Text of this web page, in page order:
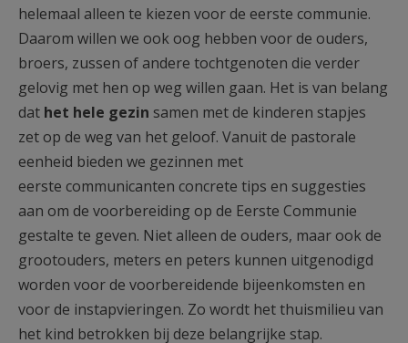
helemaal alleen te kiezen voor de eerste communie.
Daarom willen we ook oog hebben voor de ouders,
broers, zussen of andere tochtgenoten die verder
gelovig met hen op weg willen gaan. Het is van belang
dat het hele gezin samen met de kinderen stapjes
zet op de weg van het geloof. Vanuit de pastorale
eenheid bieden we gezinnen met
eerste communicanten concrete tips en suggesties
aan om de voorbereiding op de Eerste Communie
gestalte te geven. Niet alleen de ouders, maar ook de
grootouders, meters en peters kunnen uitgenodigd
worden voor de voorbereidende bijeenkomsten en
voor de instapvieringen. Zo wordt het thuismilieu van
het kind betrokken bij deze belangrijke stap.